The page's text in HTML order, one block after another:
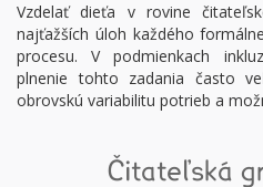
Vzdelať dieťa v rovine
najťažších úloh každého
procesu. V podmienkach
plnenie tohto zadania často
obrovskú variabilitu potrieb a
Čitateľská